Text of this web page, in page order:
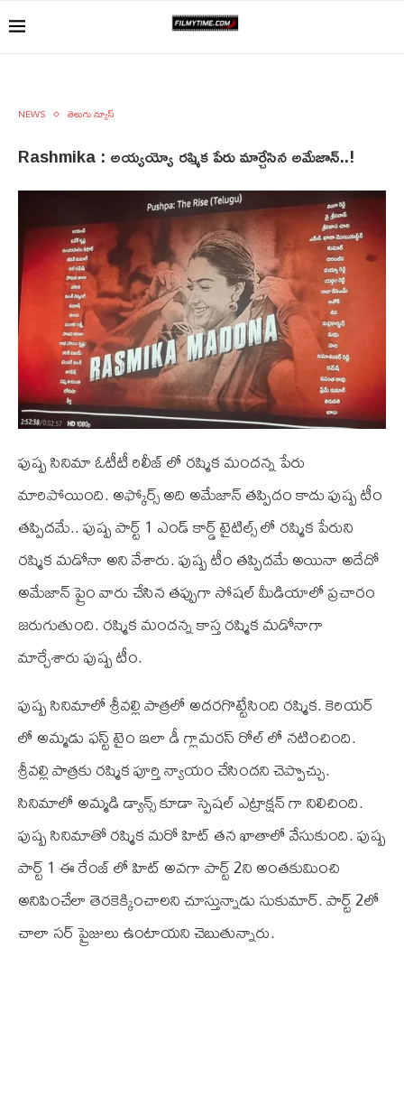
NEWS తెలుగు న్యూస్
Rashmika : అయ్యయ్యో రష్మిక పేరు మార్చేసిన అమేజాన్..!
పుష్ప సినిమా ఓటీటీ రిలీజ్ లో రష్మిక మందన్న పేరు
మారిపోయింది. అఫ్కోర్స్ అది అమేజాన్ తప్పిదం కాదు పుష్ప టీం
తప్పిదమే.. పుష్ప పార్ట్ 1 ఎండ్ కార్డ్ టైటిల్స్ లో రష్మిక పేరుని
రష్మిక మడోనా అని వేశారు. పుష్ప టీం తప్పిదమే అయినా అదేదో
అమేజాన్ ప్రైం వారు చేసిన తప్పుగా సోషల్ మీడియాలో ప్రచారం
జరుగుతుంది. రష్మిక మందన్న కాస్త రష్మిక మడోనాగా
మార్చేశారు పుష్ప టీం.
పుష్ప సినిమాలో శ్రీవల్లి పాత్రలో అదరగొట్టేసింది రష్మిక. కెరియర్
లో అమ్మడు ఫస్ట్ టైం ఇలా డీ గ్లామరస్ రోల్ లో నటించింది.
శ్రీవల్లి పాత్రకు రష్మిక పూర్తి న్యాయం చేసిందని చెప్పొచ్చు.
సినిమాలో అమ్మడి డ్యాన్స్ కూడా స్పెషల్ ఎట్రాక్షన్ గా నిలిచింది.
పుష్ప సినిమాతో రష్మిక మరో హిట్ తన ఖాతాలో వేసుకుంది. పుష్ప
పార్ట్ 1 ఈ రేంజ్ లో హిట్ అవగా పార్ట్ 2ని అంతకుమించి
అనిపించేలా తెరకెక్కించాలని చూస్తున్నాడు సుకుమార్. పార్ట్ 2లో
చాలా సర్ ప్రైజులు ఉంటాయని చెబుతున్నారు.